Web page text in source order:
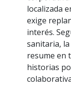
localizada
exige
interés.
sanitaria,
resume en
historias